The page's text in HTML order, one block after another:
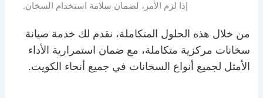
إذا لزم الأمر، لضمان سلامة استخدام السخان.
من خلال هذه الحلول المتكاملة، نقدم لك خدمة صيانة
سخانات مركزية متكاملة، مع ضمان استمرارية الأداء
الأمثل لجميع أنواع السخانات في جميع أنحاء الكويت.